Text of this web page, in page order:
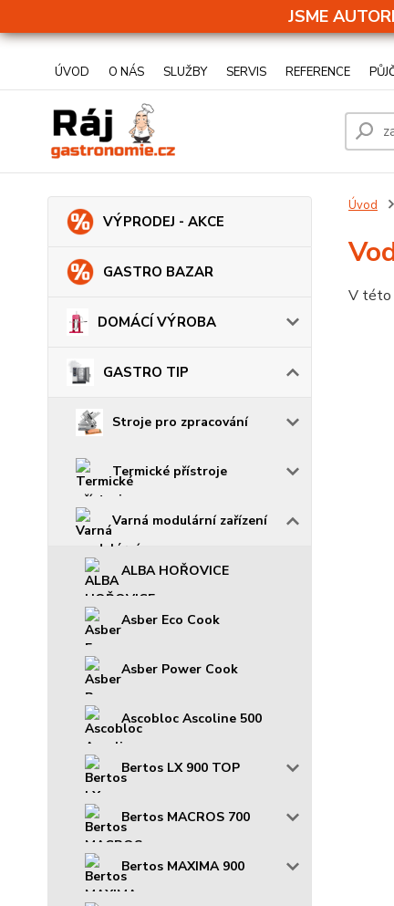
JSME
ÚVOD O NÁS SLUŽBY SERVIS REFERENCE
VÝPRODEJ - AKCE
GASTRO BAZAR
DOMÁCÍ VÝROBA
GASTRO TIP
Stroje pro zpracování
Termické přístroje
Varná modulární zařízení
ALBA HOŘOVICE
Asber Eco Cook
Asber Power Cook
Ascobloc Ascoline 500
Bertos LX 900 TOP
Bertos MACROS 700
Bertos MAXIMA 900
Úvod
V této